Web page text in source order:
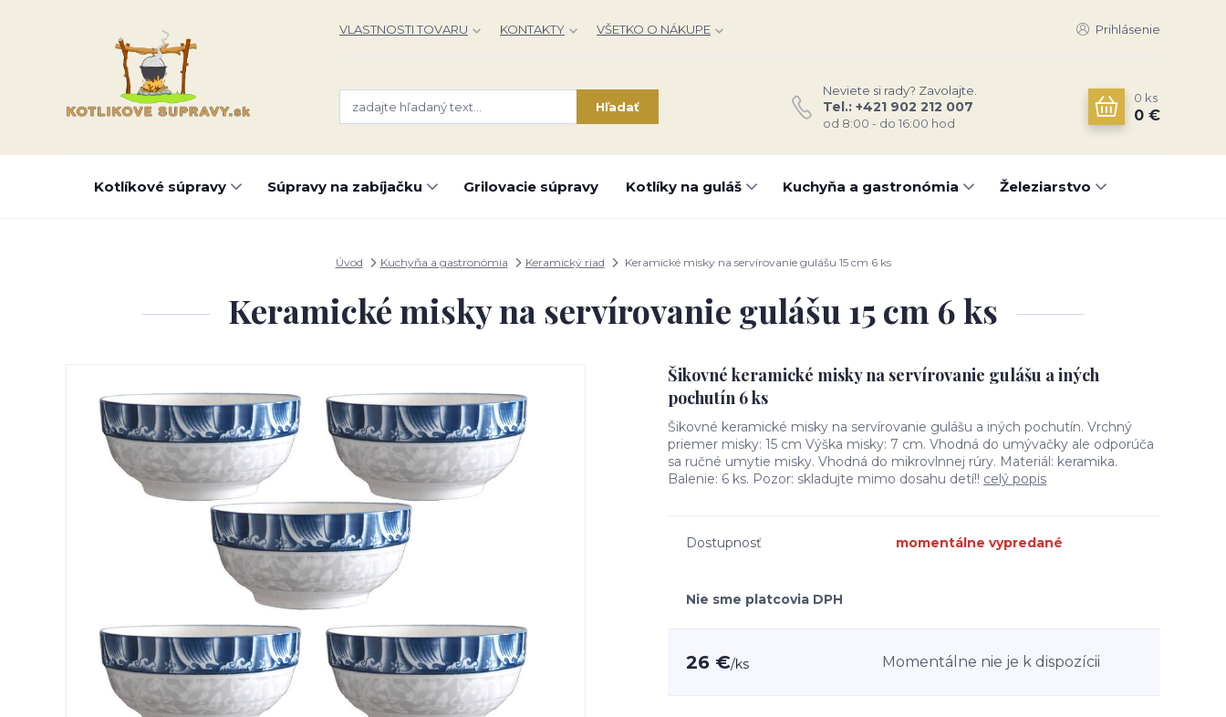
VLASTNOSTI TOVARU KONTAKTY VŠETKO O NÁKUPE Prihlásenie
Hľadať
Neviete si rady? Zavolajte.
Tel.: +421 902 212 007
od 8:00 - do 16:00 hod
0 ks
0 €
Kotlíkové súpravy Súpravy na zabíjačku Grilovacie súpravy Kotlíky na guláš Kuchyňa a gastronómia Železiarstvo
Úvod Kuchyňa a gastronómia Keramický riad Keramické misky na servírovanie gulášu 15 cm 6 ks
Keramické misky na servírovanie gulášu 15 cm 6 ks
Šikovné keramické misky na servírovanie gulášu a iných
pochutín 6 ks
Šikovné keramické misky na servírovanie gulášu a iných pochutín. Vrchný
priemer misky: 15 cm Výška misky: 7 cm. Vhodná do umývačky ale odporúča
sa ručné umytie misky. Vhodná do mikrovlnnej rúry. Materiál: keramika.
Balenie: 6 ks. Pozor: skladujte mimo dosahu detí!! celý popis
Dostupnosť momentálne vypredané
Nie sme platcovia DPH
26 €/ks Momentálne nie je k dispozícii